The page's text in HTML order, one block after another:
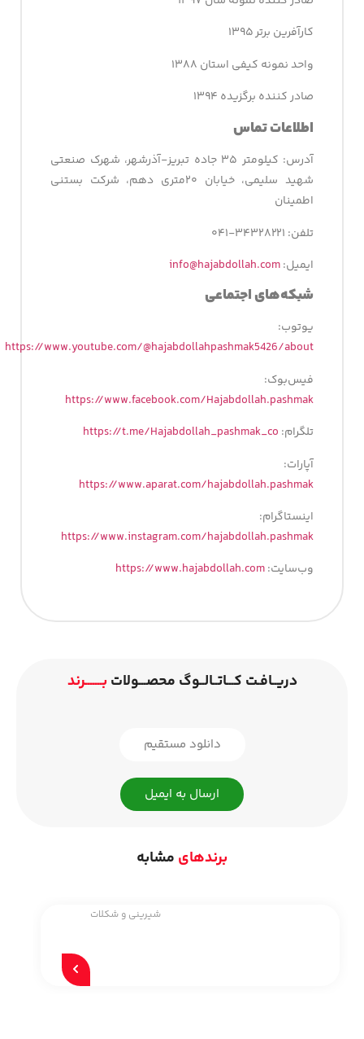
کارآفرین برتر ۱۳۹۵
واحد نمونه کیفی استان ۱۳۸۸
صادر کننده برگزیده ۱۳۹۴
اطلاعات تماس
آدرس: کیلومتر ۳۵ جاده تبریز-آذرشهر، شهرک صنعتی
شهید سلیمی، خیابان ۲۰متری دهم، شرکت بستنی
اطمینان
تلفن: ۳۴۳۲۸۲۲۱-۰۴۱
ایمیل:info@hajabdollah.com
شبکه‌های اجتماعی
یوتوب:
https://www.youtube.com/@hajabdollahpashmak5426/about
فیس‌بوک:
https://www.facebook.com/Hajabdollah.pashmak
تلگرام: https://t.me/Hajabdollah_pashmak_co
آپارات:
https://www.aparat.com/hajabdollah.pashmak
اینستاگرام:
https://www.instagram.com/hajabdollah.pashmak
وب‌سایت:https://www.hajabdollah.com
دریــافـت کـــاتــالــوگ محصـــولات بـــــــرند
دانلود مستقیم
ارسال به ایمیل
برندهای مشابه
شیرینی و شکلات